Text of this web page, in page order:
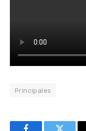
Principales